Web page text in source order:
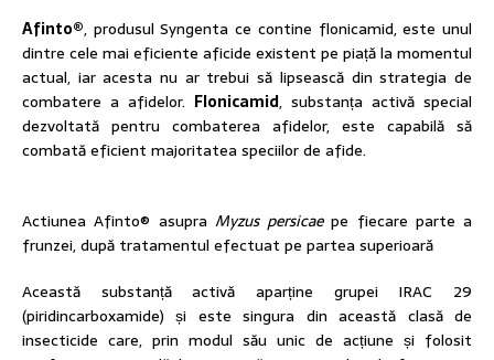
Afinto®, produsul Syngenta ce contine flonicamid, este unul
dintre cele mai eficiente aficide existent pe piață la momentul
actual, iar acesta nu ar trebui să lipsească din strategia de
combatere a afidelor. Flonicamid, substanța activă special
dezvoltată pentru combaterea afidelor, este capabilă să
combată eficient majoritatea speciilor de afide.
Actiunea Afinto® asupra Myzus persicaepe fiecare parte a
frunzei, după tratamentul efectuat pe partea superioară
Această substanță activă aparține grupei IRAC 29
(piridincarboxamide) și este singura din această clasă de
insecticide care, prin modul său unic de acțiune și folosit